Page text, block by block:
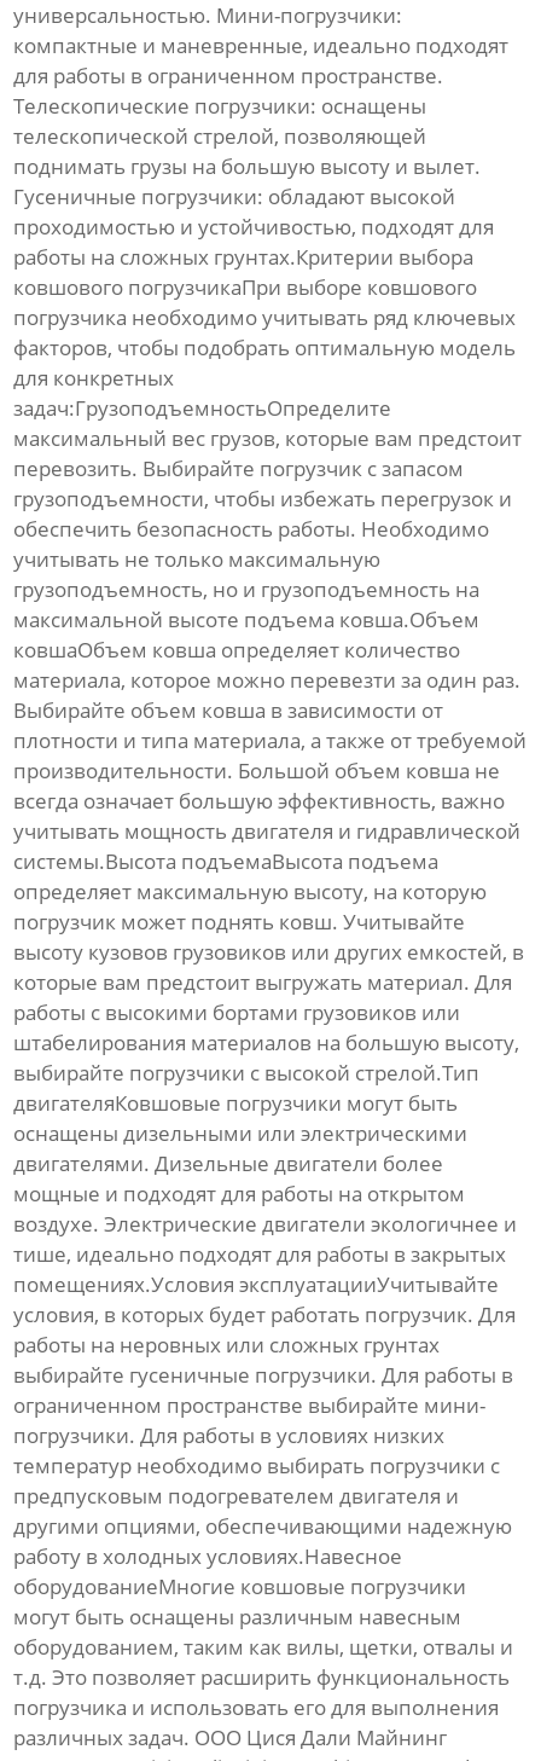
универсальностью. Мини-погрузчики:
компактные и маневренные, идеально подходят
для работы в ограниченном пространстве.
Телескопические погрузчики: оснащены
телескопической стрелой, позволяющей
поднимать грузы на большую высоту и вылет.
Гусеничные погрузчики: обладают высокой
проходимостью и устойчивостью, подходят для
работы на сложных грунтах.Критерии выбора
ковшового погрузчикаПри выборе ковшового
погрузчика необходимо учитывать ряд ключевых
факторов, чтобы подобрать оптимальную модель
для конкретных
задач:ГрузоподъемностьОпределите
максимальный вес грузов, которые вам предстоит
перевозить. Выбирайте погрузчик с запасом
грузоподъемности, чтобы избежать перегрузок и
обеспечить безопасность работы. Необходимо
учитывать не только максимальную
грузоподъемность, но и грузоподъемность на
максимальной высоте подъема ковша.Объем
ковшаОбъем ковша определяет количество
материала, которое можно перевезти за один раз.
Выбирайте объем ковша в зависимости от
плотности и типа материала, а также от требуемой
производительности. Большой объем ковша не
всегда означает большую эффективность, важно
учитывать мощность двигателя и гидравлической
системы.Высота подъемаВысота подъема
определяет максимальную высоту, на которую
погрузчик может поднять ковш. Учитывайте
высоту кузовов грузовиков или других емкостей, в
которые вам предстоит выгружать материал. Для
работы с высокими бортами грузовиков или
штабелирования материалов на большую высоту,
выбирайте погрузчики с высокой стрелой.Тип
двигателяКовшовые погрузчики могут быть
оснащены дизельными или электрическими
двигателями. Дизельные двигатели более
мощные и подходят для работы на открытом
воздухе. Электрические двигатели экологичнее и
тише, идеально подходят для работы в закрытых
помещениях.Условия эксплуатацииУчитывайте
условия, в которых будет работать погрузчик. Для
работы на неровных или сложных грунтах
выбирайте гусеничные погрузчики. Для работы в
ограниченном пространстве выбирайте мини-
погрузчики. Для работы в условиях низких
температур необходимо выбирать погрузчики с
предпусковым подогревателем двигателя и
другими опциями, обеспечивающими надежную
работу в холодных условиях.Навесное
оборудованиеМногие ковшовые погрузчики
могут быть оснащены различным навесным
оборудованием, таким как вилы, щетки, отвалы и
т.д. Это позволяет расширить функциональность
погрузчика и использовать его для выполнения
различных задач. ООО Цися Дали Майнинг